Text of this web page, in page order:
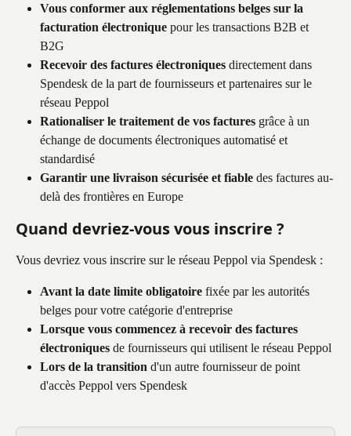
Vous conformer aux réglementations belges sur la
facturation électronique pour les transactions B2B et
B2G
Recevoir des factures électroniques directement dans
Spendesk de la part de fournisseurs et partenaires sur le
réseau Peppol
Rationaliser le traitement de vos factures grâce à un
échange de documents électroniques automatisé et
standardisé
Garantir une livraison sécurisée et fiable des factures au-
delà des frontières en Europe
Quand devriez-vous vous inscrire ?
Vous devriez vous inscrire sur le réseau Peppol via Spendesk :
Avant la date limite obligatoire fixée par les autorités
belges pour votre catégorie d'entreprise
Lorsque vous commencez à recevoir des factures
électroniques de fournisseurs qui utilisent le réseau Peppol
Lors de la transition d'un autre fournisseur de point
d'accès Peppol vers Spendesk